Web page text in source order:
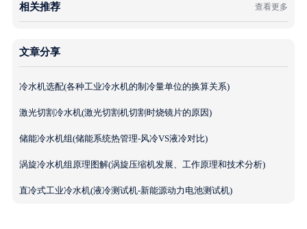
相关推荐 查看更多
文章分享
冷水机选配(各种工业冷水机的制冷量单位的换算关系)
激光切割冷水机(激光切割机切割时烧镜片的原因)
储能冷水机组(储能系统热管理-风冷VS液冷对比)
涡旋冷水机组原理图解(涡旋压缩机发展、工作原理和技术分析)
直冷式工业冷水机(液冷测试机-新能源动力电池测试机)